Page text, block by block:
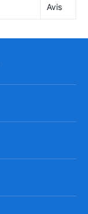
Avis